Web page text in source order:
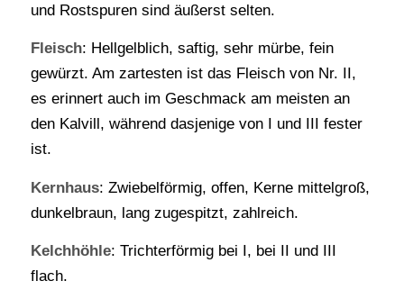
und Rostspuren sind äußerst selten.
Fleisch: Hellgelblich, saftig, sehr mürbe, fein
gewürzt. Am zartesten ist das Fleisch von Nr. II,
es erinnert auch im Geschmack am meisten an
den Kalvill, während dasjenige von I und III fester
ist.
Kernhaus: Zwiebelförmig, offen, Kerne mittelgroß,
dunkelbraun, lang zugespitzt, zahlreich.
Kelchhöhle: Trichterförmig bei I, bei II und III
flach.